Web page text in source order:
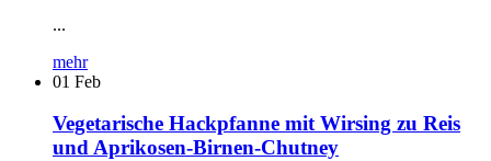
...
mehr
01 Feb
Vegetarische Hackpfanne mit Wirsing zu Reis
und Aprikosen-Birnen-Chutney